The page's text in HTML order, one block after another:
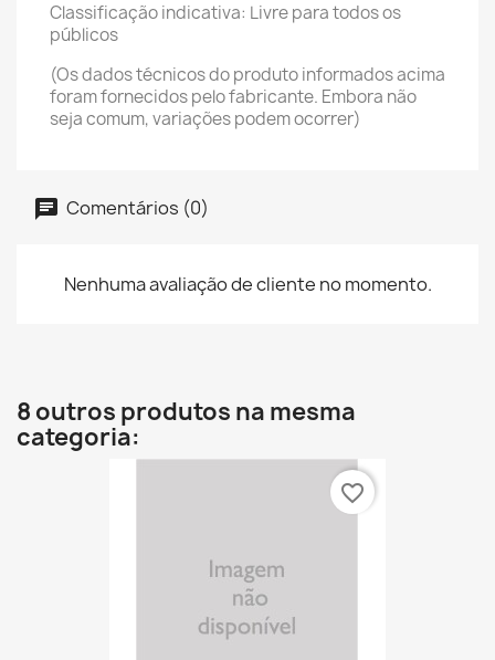
Classificação indicativa: Livre para todos os
públicos
(Os dados técnicos do produto informados acima
foram fornecidos pelo fabricante. Embora não
seja comum, variações podem ocorrer)
Comentários (0)
Nenhuma avaliação de cliente no momento.
8 outros produtos na mesma
categoria:
favorite_border